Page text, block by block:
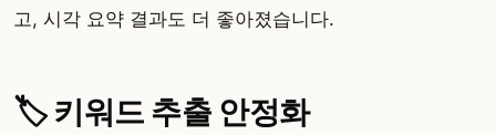
고, 시각 요약 결과도 더 좋아졌습니다.
🏷️ 키워드 추출 안정화